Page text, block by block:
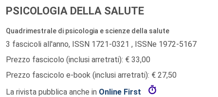
PSICOLOGIA DELLA SALUTE
Quadrimestrale di psicologia e scienze della salute
3 fascicoli all'anno, ISSN 1721-0321 , ISSNe 1972-5167
Prezzo fascicolo (inclusi arretrati): € 33,00
Prezzo fascicolo e-book (inclusi arretrati): € 27,50
La rivista pubblica anche in Online First